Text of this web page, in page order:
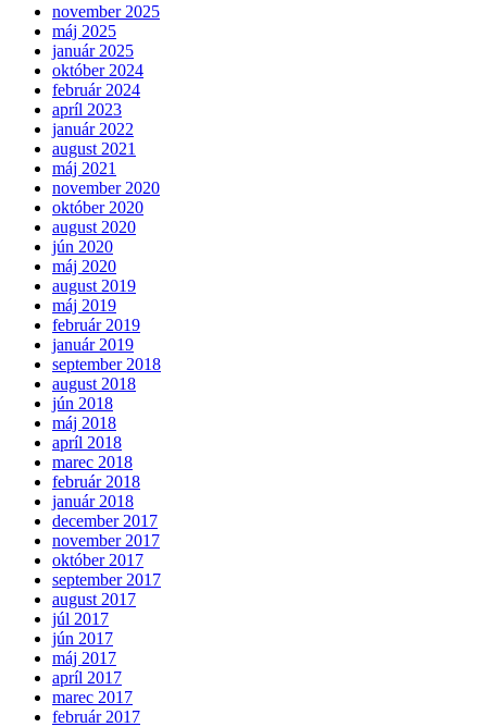
november 2025
máj 2025
január 2025
október 2024
február 2024
apríl 2023
január 2022
august 2021
máj 2021
november 2020
október 2020
august 2020
jún 2020
máj 2020
august 2019
máj 2019
február 2019
január 2019
september 2018
august 2018
jún 2018
máj 2018
apríl 2018
marec 2018
február 2018
január 2018
december 2017
november 2017
október 2017
september 2017
august 2017
júl 2017
jún 2017
máj 2017
apríl 2017
marec 2017
február 2017